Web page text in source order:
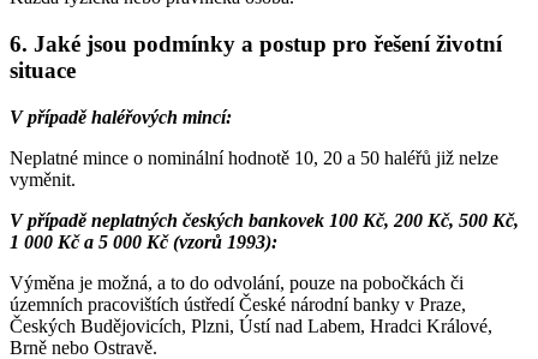
6. Jaké jsou podmínky a postup pro řešení životní
situace
V případě haléřových mincí:
Neplatné mince o nominální hodnotě 10, 20 a 50 haléřů již nelze
vyměnit.
V případě neplatných českých bankovek 100 Kč, 200 Kč, 500 Kč,
1 000 Kč a 5 000 Kč (vzorů 1993):
Výměna je možná, a to do odvolání, pouze na pobočkách či
územních pracovištích ústředí České národní banky v Praze,
Českých Budějovicích, Plzni, Ústí nad Labem, Hradci Králové,
Brně nebo Ostravě.